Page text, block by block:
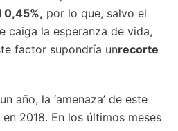
0,45%, por lo que, salvo el
caiga la esperanza de vida,
factor supondría unrecorte
año, la ‘amenaza’ de este
2018. En los últimos meses